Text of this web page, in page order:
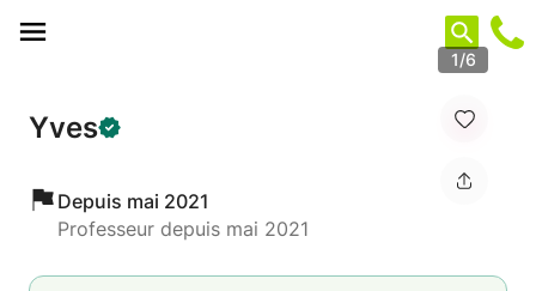
1/6
Yves
Depuis mai 2021
Professeur depuis mai 2021